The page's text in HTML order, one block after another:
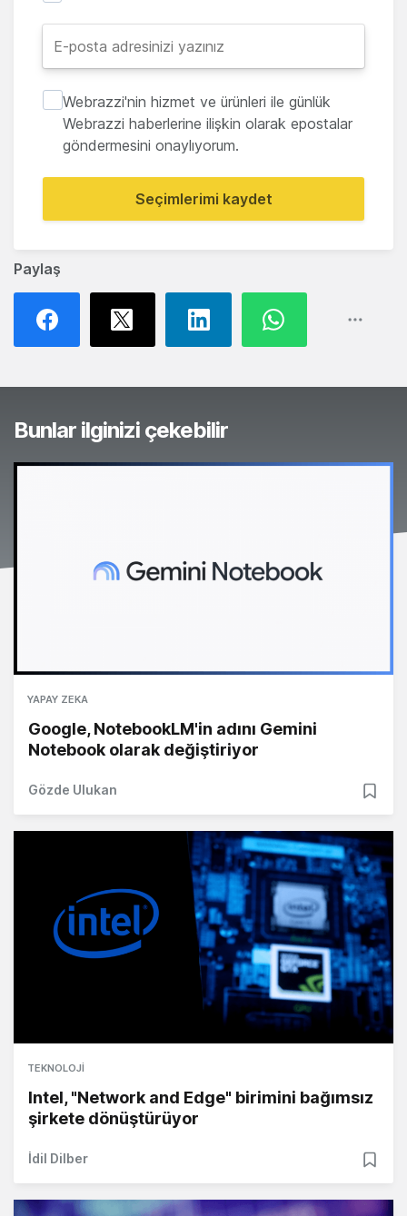
Paylaş
Webrazzi'nin hizmet ve ürünleri ile günlük
Webrazzi haberlerine ilişkin olarak epostalar
göndermesini onaylıyorum.
Seçimlerimi kaydet
Bunlar ilginizi çekebilir
YAPAY ZEKA
Google, NotebookLM'in adını Gemini
Notebook olarak değiştiriyor
Gözde Ulukan
TEKNOLOJI
Intel, "Network and Edge" birimini bağımsız
şirkete dönüştürüyor
İdil Dilber